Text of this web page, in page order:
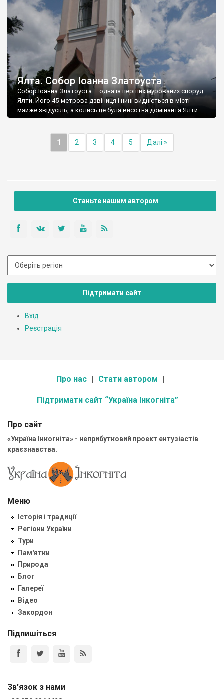
Ялта. Собор Іоанна Златоуста
Собор Іоанна Златоуста – одна із перших мурованих споруд
Ялти. Його 45-метрова дзвіниця і нині видніється в місті
майже звідусіль, а колись це була висотна домінанта Ялти.
1 2 3 4 5 Далі »
Станьте нашим автором
Підтримати сайт
Вхід
Реєстрація
Про нас Стати автором
Підтримати сайт “Україна Інкогніта”
Про сайт
«Україна Інкогніта» - неприбутковий проект ентузіастів
краєзнавства.
Меню
Історія і традиції
Регіони України
Тури
Пам'ятки
Природа
Блог
Галереї
Відео
Закордон
Підпишіться
Зв'язок з нами